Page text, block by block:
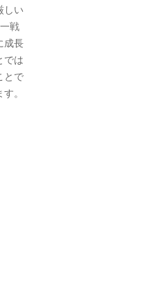
しい
戦
成長
では
とで
。